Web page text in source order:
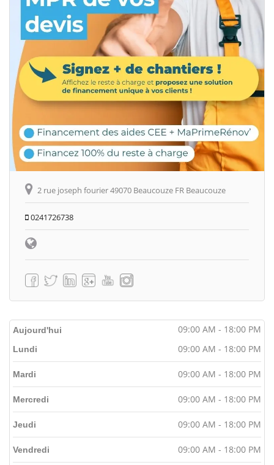
2 rue joseph fourier 49070 Beaucouze FR Beaucouze
0241726738
Aujourd'hui 09:00 AM - 18:00 PM
Lundi 09:00 AM - 18:00 PM
Mardi 09:00 AM - 18:00 PM
Mercredi 09:00 AM - 18:00 PM
Jeudi 09:00 AM - 18:00 PM
Vendredi 09:00 AM - 18:00 PM